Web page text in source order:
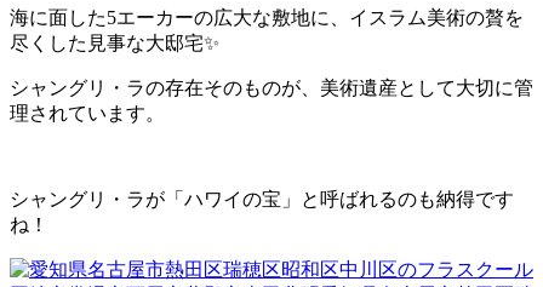
海に面した5エーカーの広大な敷地に、イスラム美術の贅を
尽くした見事な大邸宅✨
シャングリ・ラの存在そのものが、美術遺産として大切に管
理されています。
シャングリ・ラが「ハワイの宝」と呼ばれるのも納得です
ね！